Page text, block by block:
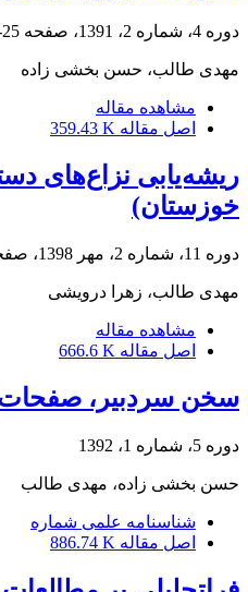
دوره 4، شماره 2، 1391، صفحه 25-46
مهدی طالب، حسن بخشی زاده
مشاهده مقاله
اصل مقاله 359.43 K
ریشه‌یابی نزاع‌های
خوزستان)
دوره 11، شماره 2، مهر 1398، صفحه
مهدی طالب، زهرا درویشی
مشاهده مقاله
اصل مقاله 666.6 K
سخن سردبیر، صفحات
دوره 5، شماره 1، 1392
حسن بخشی زاده، مهدی طالب
شناسنامه علمی شماره
اصل مقاله 886.74 K